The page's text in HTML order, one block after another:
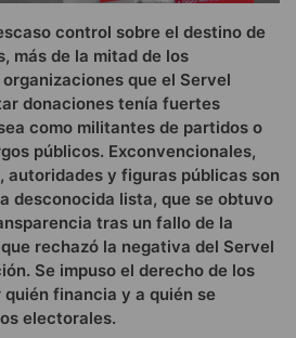
control sobre el destino de
más de la mitad de los
que el Servel
donaciones tenía fuertes
como militantes de partidos o
públicos. Exconvencionales,
autoridades y figuras públicas son
desconocida lista, que se obtuvo
tras un fallo de la
rechazó la negativa del Servel
Se impuso el derecho de los
financia y a quién se
electorales.